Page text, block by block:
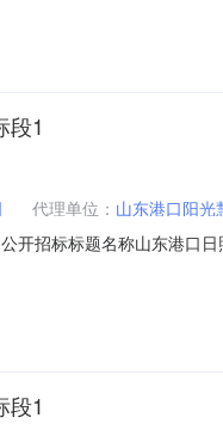
道，联络线占压既有南
段1
代理单位： 山东港口阳光
开招标标题名称山东港口
资格后审公告类型：资格
段1